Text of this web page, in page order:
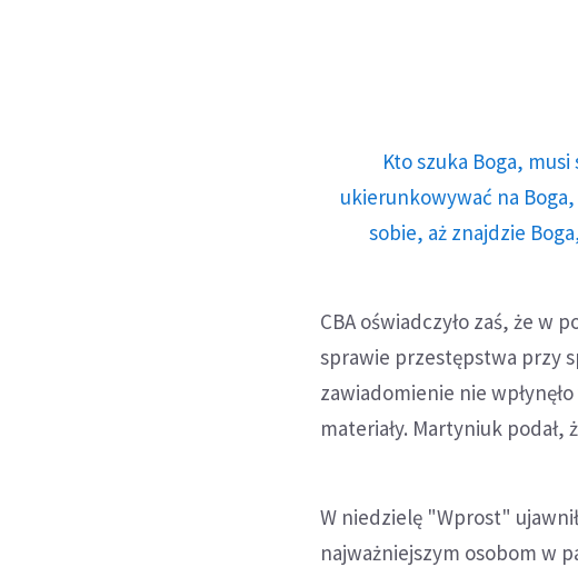
Kto szuka Boga,
ukierunkowywać na
sobie, aż znajdzie
CBA oświadczyło zaś, że w
sprawie przestępstwa przy
zawiadomienie nie
materiały. Martyniuk podał,
W niedzielę "Wprost"
najważniejszym osobom w